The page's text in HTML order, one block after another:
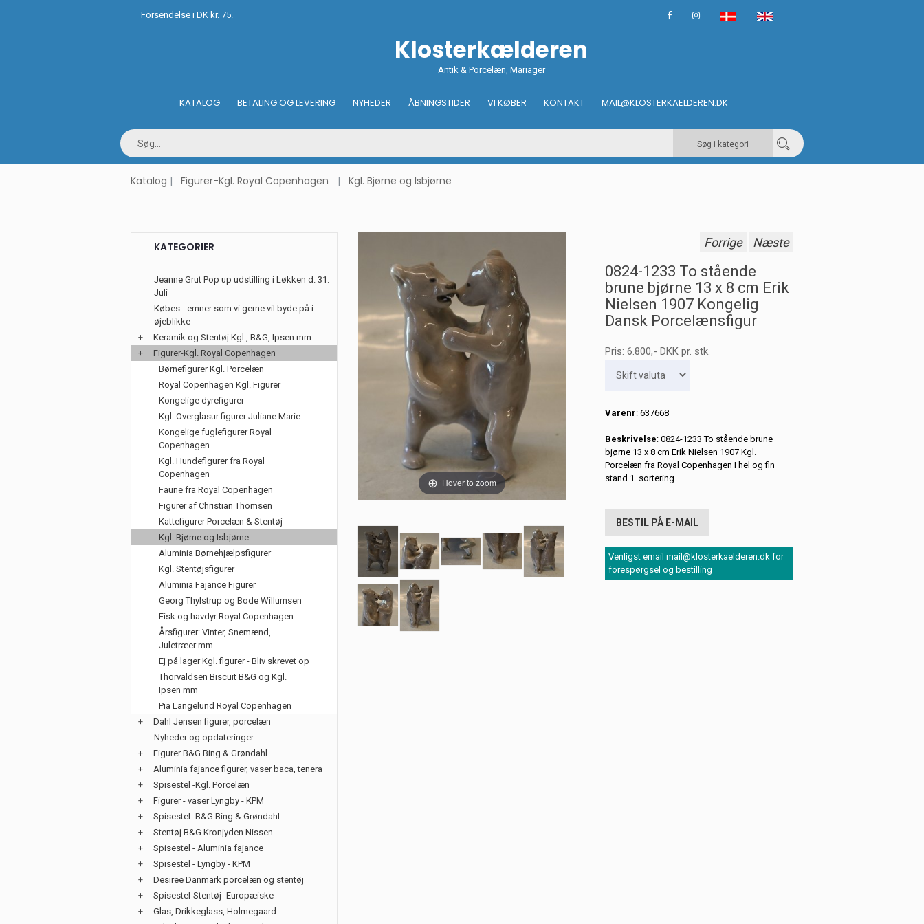
Forsendelse i DK kr. 75.
Klosterkælderen
Antik & Porcelæn, Mariager
KATALOG BETALING OG LEVERING NYHEDER ÅBNINGSTIDER VI KØBER KONTAKT MAIL@KLOSTERKAELDEREN.DK
Søg i kategori
Katalog Figurer-Kgl. Royal Copenhagen Kgl. Bjørne og Isbjørne
KATEGORIER
Jeanne Grut Pop up udstilling i Løkken d. 31.
Juli
Købes - emner som vi gerne vil byde på i
øjeblikke
+
Keramik og Stentøj Kgl., B&G, Ipsen mm.
+
Figurer-Kgl. Royal Copenhagen
Børnefigurer Kgl. Porcelæn
Royal Copenhagen Kgl. Figurer
Kongelige dyrefigurer
Kgl. Overglasur figurer Juliane Marie
Kongelige fuglefigurer Royal
Copenhagen
Kgl. Hundefigurer fra Royal
Copenhagen
Faune fra Royal Copenhagen
Figurer af Christian Thomsen
Kattefigurer Porcelæn & Stentøj
Kgl. Bjørne og Isbjørne
Aluminia Børnehjælpsfigurer
Kgl. Stentøjsfigurer
Aluminia Fajance Figurer
Georg Thylstrup og Bode Willumsen
Fisk og havdyr Royal Copenhagen
Årsfigurer: Vinter, Snemænd,
Juletræer mm
Ej på lager Kgl. figurer - Bliv skrevet op
Thorvaldsen Biscuit B&G og Kgl.
Ipsen mm
Pia Langelund Royal Copenhagen
+
Dahl Jensen figurer, porcelæn
Nyheder og opdateringer
+
Figurer B&G Bing & Grøndahl
+
Aluminia fajance figurer, vaser baca, tenera
+
Spisestel -Kgl. Porcelæn
+
Figurer - vaser Lyngby - KPM
+
Spisestel -B&G Bing & Grøndahl
+
Stentøj B&G Kronjyden Nissen
+
Spisestel - Aluminia fajance
+
Spisestel - Lyngby - KPM
+
Desiree Danmark porcelæn og stentøj
+
Spisestel-Stentøj- Europæiske
+
Glas, Drikkeglass, Holmegaard
Hover to zoom
Forrige Næste
0824-1233 To stående
brune bjørne 13 x 8 cm Erik
Nielsen 1907 Kongelig
Dansk Porcelænsfigur
Pris: 6.800,- DKKpr. stk.
Varenr: 637668
Beskrivelse: 0824-1233 To stående brune
bjørne 13 x 8 cm Erik Nielsen 1907 Kgl.
Porcelæn fra Royal Copenhagen I hel og fin
stand 1. sortering
BESTIL PÅ E-MAIL
Venligst email mail@klosterkaelderen.dk for
forespørgsel og bestilling